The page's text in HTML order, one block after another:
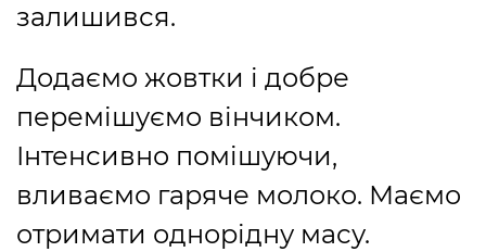
залишився.
Додаємо жовтки і добре
перемішуємо вінчиком.
Інтенсивно помішуючи,
вливаємо гаряче молоко. Маємо
отримати однорідну масу.